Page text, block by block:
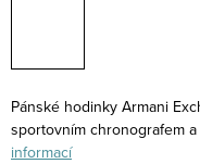
Pánské hodinky Armani
sportovním chronografem
informací